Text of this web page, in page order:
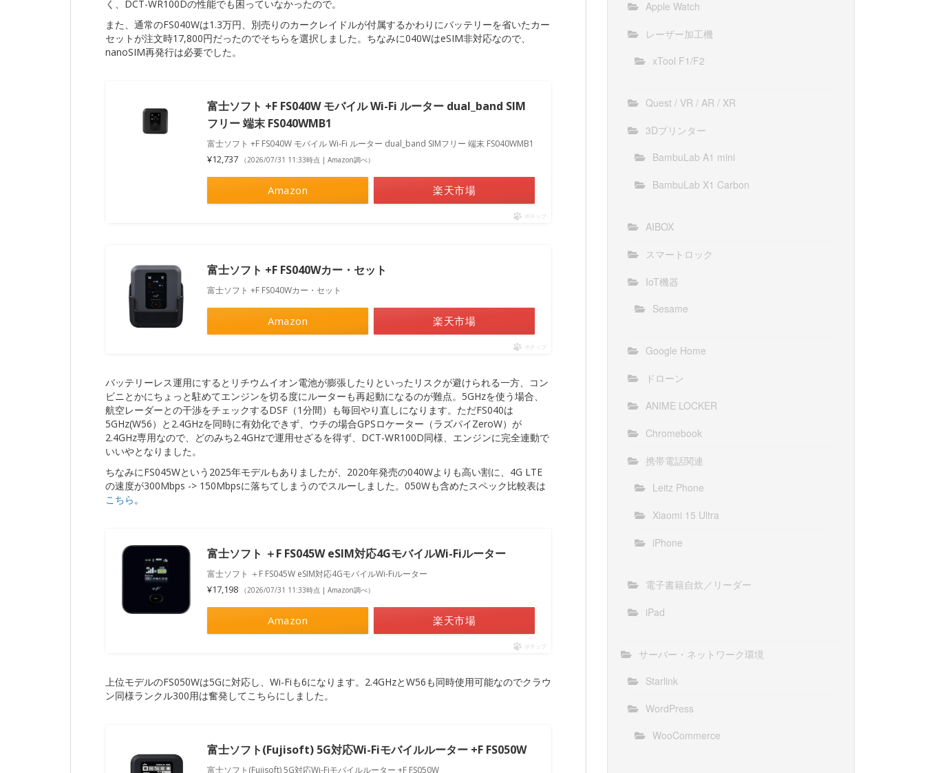
く、DCT-WR100Dの性能でも困っていなかったので。
また、通常のFS040Wは1.3万円、別売りのカークレイドルが付属するかわりにバッテリーを省いたカー
セットが注文時17,800円だったのでそちらを選択しました。ちなみに040WはeSIM非対応なので、
nanoSIM再発行は必要でした。
富士ソフト +F FS040W モバイル Wi-Fi ルーター dual_band SIM
フリー 端末 FS040WMB1
富士ソフト +F FS040W モバイル Wi-Fi ルーター dual_band SIMフリー 端末 FS040WMB1
¥12,737 （2026/07/31 11:33時点 | Amazon調べ）
Amazon 楽天市場
ポチップ
富士ソフト +F FS040Wカー・セット
富士ソフト +F FS040Wカー・セット
Amazon 楽天市場
ポチップ
バッテリーレス運用にするとリチウムイオン電池が膨張したりといったリスクが避けられる一方、コン
ビニとかにちょっと駐めてエンジンを切る度にルーターも再起動になるのが難点。5GHzを使う場合、
航空レーダーとの干渉をチェックするDSF（1分間）も毎回やり直しになります。ただFS040は
5GHz(W56）と2.4GHzを同時に有効化できず、ウチの場合GPSロケーター（ラズパイZeroW）が
2.4GHz専用なので、どのみち2.4GHzで運用せざるを得ず、DCT-WR100D同様、エンジンに完全連動で
いいやとなりました。
ちなみにFS045Wという2025年モデルもありましたが、2020年発売の040Wよりも高い割に、4G LTE
の速度が300Mbps -> 150Mbpsに落ちてしまうのでスルーしました。050Wも含めたスペック比較表は
こちら 。
富士ソフト ＋F FS045W eSIM対応4GモバイルWi-Fiルーター
富士ソフト ＋F FS045W eSIM対応4GモバイルWi-Fiルーター
¥17,198 （2026/07/31 11:33時点 | Amazon調べ）
Amazon 楽天市場
ポチップ
上位モデルのFS050Wは5Gに対応し、Wi-Fiも6になります。2.4GHzとW56も同時使用可能なのでクラウ
ン同様ランクル300用は奮発してこちらにしました。
富士ソフト(Fujisoft) 5G対応Wi-Fiモバイルルーター +F FS050W
富士ソフト(Fujisoft) 5G対応Wi-Fiモバイルルーター +F FS050W
Apple Watch
レーザー加工機
xTool F1/F2
Quest / VR / AR / XR
3Dプリンター
BambuLab A1 mini
BambuLab X1 Carbon
AIBOX
スマートロック
IoT機器
Sesame
Google Home
ドローン
ANIME LOCKER
Chromebook
携帯電話関連
Leitz Phone
Xiaomi 15 Ultra
iPhone
電子書籍自炊／リーダー
iPad
サーバー・ネットワーク環境
Starlink
WordPress
WooCommerce